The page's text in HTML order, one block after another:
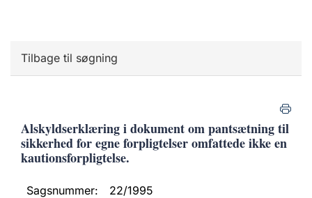
Tilbage til søgning
Alskyldserklæring i dokument om pantsætning til
sikkerhed for egne forpligtelser omfattede ikke en
kautionsforpligtelse.
Sagsnummer:
22/1995